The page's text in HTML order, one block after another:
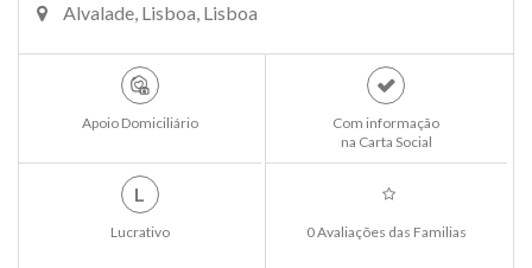
Alvalade, Lisboa, Lisboa
Apoio Domiciliário
Com informação
na Carta Social
L
Lucrativo 0 Avaliações das Familias